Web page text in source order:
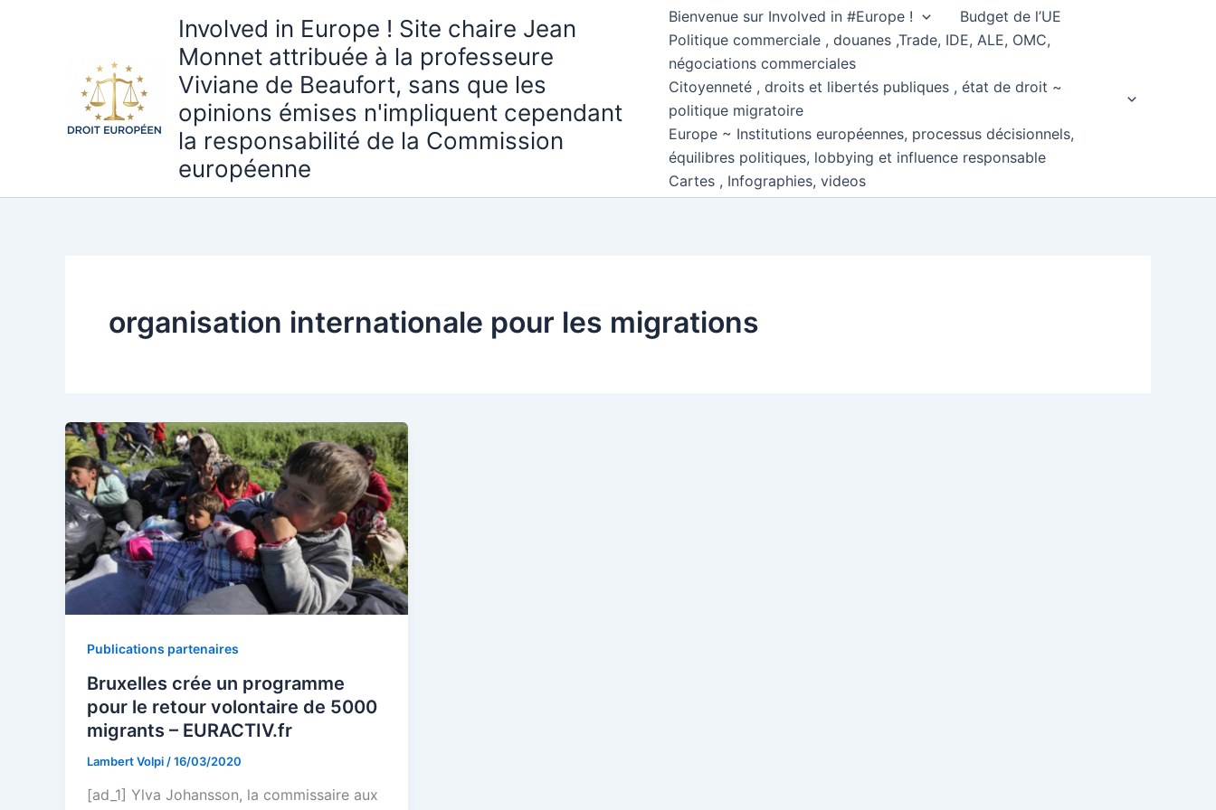
Involved in Europe ! Site chaire Jean
Monnet attribuée à la professeure
Viviane de Beaufort, sans que les
opinions émises n'impliquent cependant
la responsabilité de la Commission
européenne
Bienvenue sur Involved in #Europe !
Budget de l’UE
Politique commerciale , douanes ,Trade, IDE, ALE, OMC,
négociations commerciales
Citoyenneté , droits et libertés publiques , état de droit ~
politique migratoire
Europe ~ Institutions européennes, processus décisionnels,
équilibres politiques, lobbying et influence responsable
Cartes , Infographies, videos
organisation internationale pour les migrations
Publications partenaires
Bruxelles crée un programme
pour le retour volontaire de 5000
migrants – EURACTIV.fr
Lambert Volpi /16/03/2020
[ad_1] Ylva Johansson, la commissaire aux